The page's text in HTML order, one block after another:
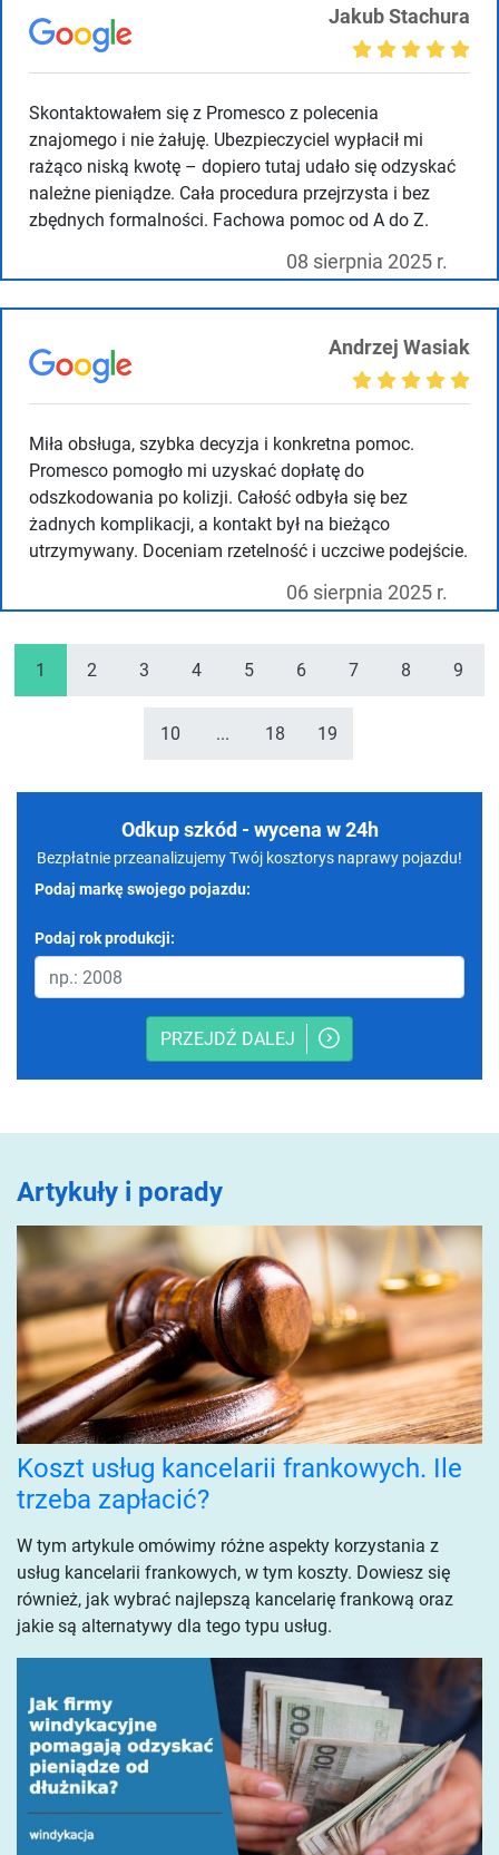
Jakub Stachura
Skontaktowałem się z Promesco z polecenia
znajomego i nie żałuję. Ubezpieczyciel wypłacił mi
rażąco niską kwotę – dopiero tutaj udało się odzyskać
należne pieniądze. Cała procedura przejrzysta i bez
zbędnych formalności. Fachowa pomoc od A do Z.
08 sierpnia 2025 r.
Andrzej Wasiak
Miła obsługa, szybka decyzja i konkretna pomoc.
Promesco pomogło mi uzyskać dopłatę do
odszkodowania po kolizji. Całość odbyła się bez
żadnych komplikacji, a kontakt był na bieżąco
utrzymywany. Doceniam rzetelność i uczciwe podejście.
06 sierpnia 2025 r.
1 2 3 4 5 6 7 8 9
10 ... 18 19
Odkup szkód - wycena w 24h
Bezpłatnie przeanalizujemy Twój kosztorys naprawy pojazdu!
Podaj markę swojego pojazdu:
Podaj rok produkcji:
PRZEJDŹ DALEJ
Artykuły i porady
Koszt usług kancelarii frankowych. Ile
trzeba zapłacić?
W tym artykule omówimy różne aspekty korzystania z
usług kancelarii frankowych, w tym koszty. Dowiesz się
również, jak wybrać najlepszą kancelarię frankową oraz
jakie są alternatywy dla tego typu usług.